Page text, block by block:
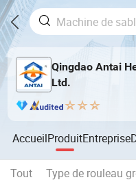
Qingdao Antai
Ltd.
AccueilProduitEntreprise
Tout Type de rouleau